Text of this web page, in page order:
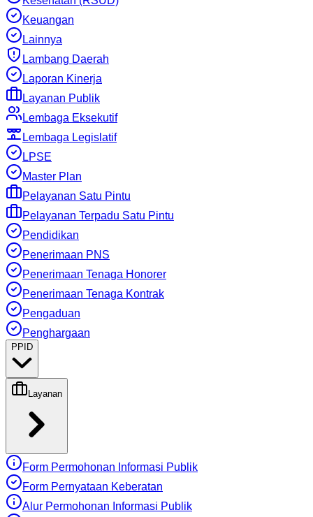
Keuangan
Lainnya
Lambang Daerah
Laporan Kinerja
Layanan Publik
Lembaga Eksekutif
Lembaga Legislatif
LPSE
Master Plan
Pelayanan Satu Pintu
Pelayanan Terpadu Satu Pintu
Pendidikan
Penerimaan PNS
Penerimaan Tenaga Honorer
Penerimaan Tenaga Kontrak
Pengaduan
Penghargaan
PPID
Layanan
Form Permohonan Informasi Publik
Form Pernyataan Keberatan
Alur Permohonan Informasi Publik